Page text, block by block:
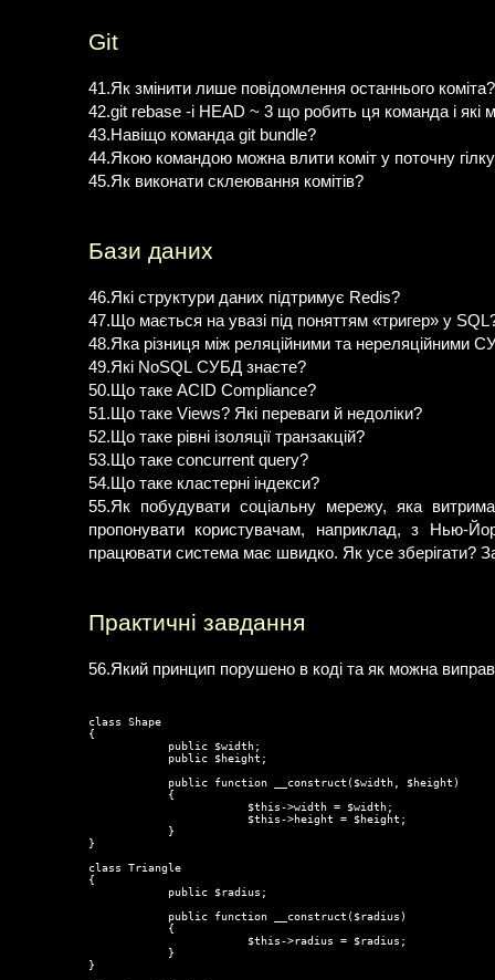
Git
41.Як змінити лише повідомлення останнього коміта?
42.git rebase -i HEAD ~ 3 що робить ця команда і які
43.Навіщо команда git bundle?
44.Якою командою можна влити коміт у поточну
45.Як виконати склеювання комітів?
Бази даних
46.Які структури даних підтримує Redis?
47.Що мається на увазі під поняттям «тригер» у
48.Яка різниця між реляційними та нереляційними
49.Які NoSQL СУБД знаєте?
50.Що таке ACID Compliance?
51.Що таке Views? Які переваги й недоліки?
52.Що таке рівні ізоляції транзакцій?
53.Що таке concurrent query?
54.Що таке кластерні індекси?
55.Як побудувати соціальну мережу, яка
пропонувати користувачам, наприклад, з Нью-
працювати система має швидко. Як усе зберігати?
Практичні завдання
56.Який принцип порушено в коді та як можна
class Shape
{
            public $width;
            public $height;
            public function __construct($width, $height)
            {
                        $this->width = $width;
                        $this->height = $height;
            }
}
class Triangle
{
            public $radius;
            public function __construct($radius)
            {
                        $this->radius = $radius;
            }
}